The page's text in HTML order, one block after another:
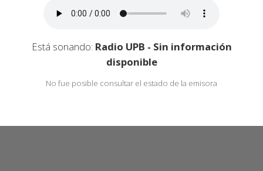
Está sonando: Radio UPB - Sin información
disponible
No fue posible consultar el estado de la emisora